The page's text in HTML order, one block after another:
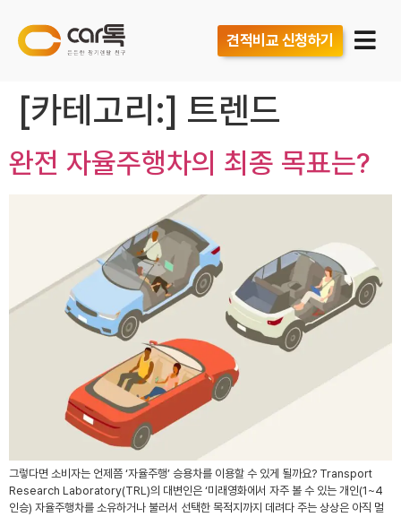
견적비교 신청하기
[카테고리:] 트렌드
완전 자율주행차의 최종 목표는?
그렇다면 소비자는 언제쯤 ‘자율주행’ 승용차를 이용할 수 있게 될까요? Transport
Research Laboratory(TRL)의 대변인은 ‘미래영화에서 자주 볼 수 있는 개인(1~4
인승) 자율주행차를 소유하거나 불러서 선택한 목적지까지 데려다 주는 상상은 아직 멀